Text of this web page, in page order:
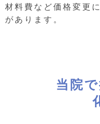
材料費など価格変更
があります。
当院